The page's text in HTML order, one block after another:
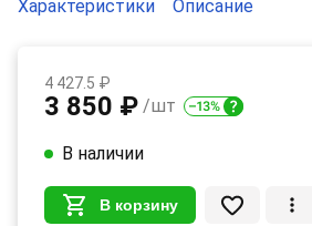
Характеристики Описание
4 427.5 ₽
3 850 ₽ /шт
В наличии
В корзину